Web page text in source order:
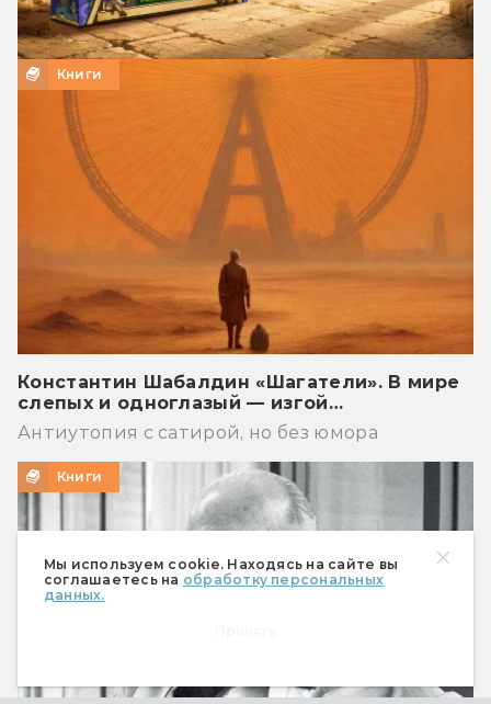
Мы используем cookie. Находясь на сайте вы
соглашаетесь на обработку персональных
данных.
Книги
Константин Шабалдин «Шагатели». В мире
слепых и одноглазый — изгой…
Антиутопия с сатирой, но без юмора
Книги